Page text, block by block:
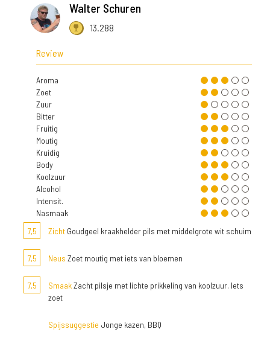
Walter Schuren
13.288
Review
Aroma
Zoet
Zuur
Bitter
Fruitig
Moutig
Kruidig
Body
Koolzuur
Alcohol
Intensit.
Nasmaak
7,5
Zicht Goudgeel kraakhelder pils met middelgrote wit schuim
7,5 Neus Zoet moutig met iets van bloemen
7,5 SmaakZacht pilsje met lichte prikkeling van koolzuur. Iets
zoet
Spijssuggestie Jonge kazen, BBQ